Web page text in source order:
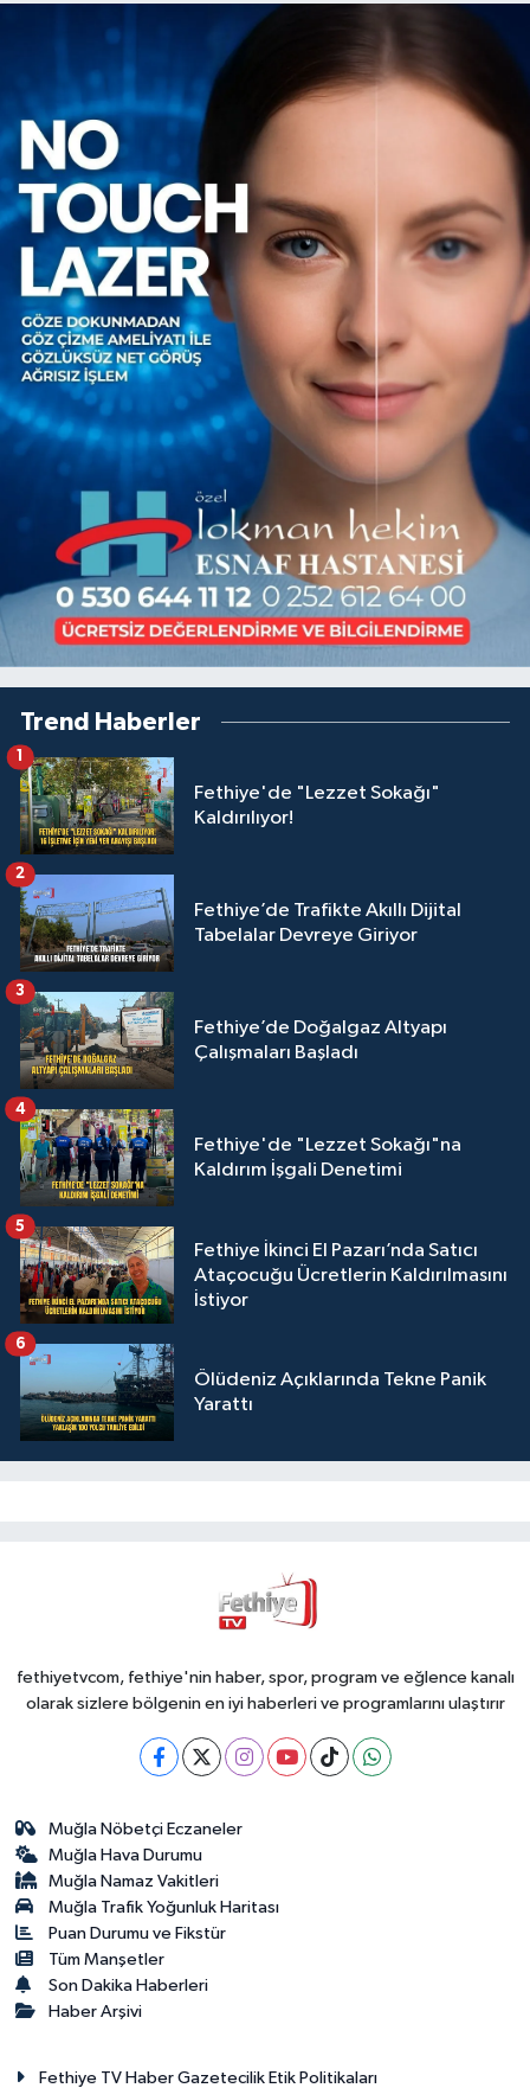
Trend Haberler
Fethiye'de "Lezzet Sokağı"
Kaldırılıyor!
1
Fethiye’de Trafikte Akıllı Dijital
Tabelalar Devreye Giriyor
2
Fethiye’de Doğalgaz Altyapı
Çalışmaları Başladı
3
Fethiye'de "Lezzet Sokağı"na
Kaldırım İşgali Denetimi
4
Fethiye İkinci El Pazarı’nda Satıcı
Ataçocuğu Ücretlerin Kaldırılmasını
İstiyor
5
Ölüdeniz Açıklarında Tekne Panik
Yarattı
6
fethiyetvcom, fethiye'nin haber, spor, program ve eğlence kanalı
olarak sizlere bölgenin en iyi haberleri ve programlarını ulaştırır
Muğla Nöbetçi Eczaneler
Muğla Hava Durumu
Muğla Namaz Vakitleri
Muğla Trafik Yoğunluk Haritası
Puan Durumu ve Fikstür
Tüm Manşetler
Son Dakika Haberleri
Haber Arşivi
Fethiye TV Haber Gazetecilik Etik Politikaları